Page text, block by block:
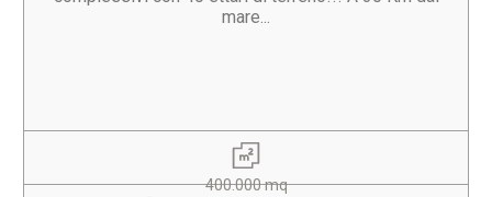
mare...
400.000 mq